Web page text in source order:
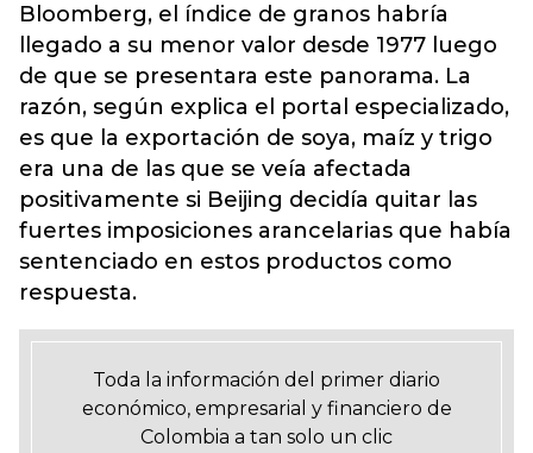
Bloomberg, el índice de granos habría
llegado a su menor valor desde 1977 luego
de que se presentara este panorama. La
razón, según explica el portal especializado,
es que la exportación de soya, maíz y trigo
era una de las que se veía afectada
positivamente si Beijing decidía quitar las
fuertes imposiciones arancelarias que había
sentenciado en estos productos como
respuesta.
Toda la información del primer diario
económico, empresarial y financiero de
Colombia a tan solo un clic